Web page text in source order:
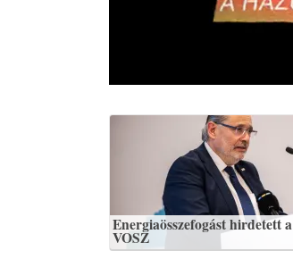
Energiaösszefogást hirdetett
VOSZ